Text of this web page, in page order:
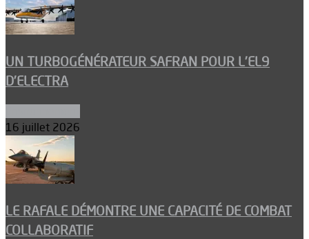
UN TURBOGÉNÉRATEUR SAFRAN POUR L’EL9
D’ELECTRA
16 juillet 2026
LE RAFALE DÉMONTRE UNE CAPACITÉ DE COMBAT
COLLABORATIF